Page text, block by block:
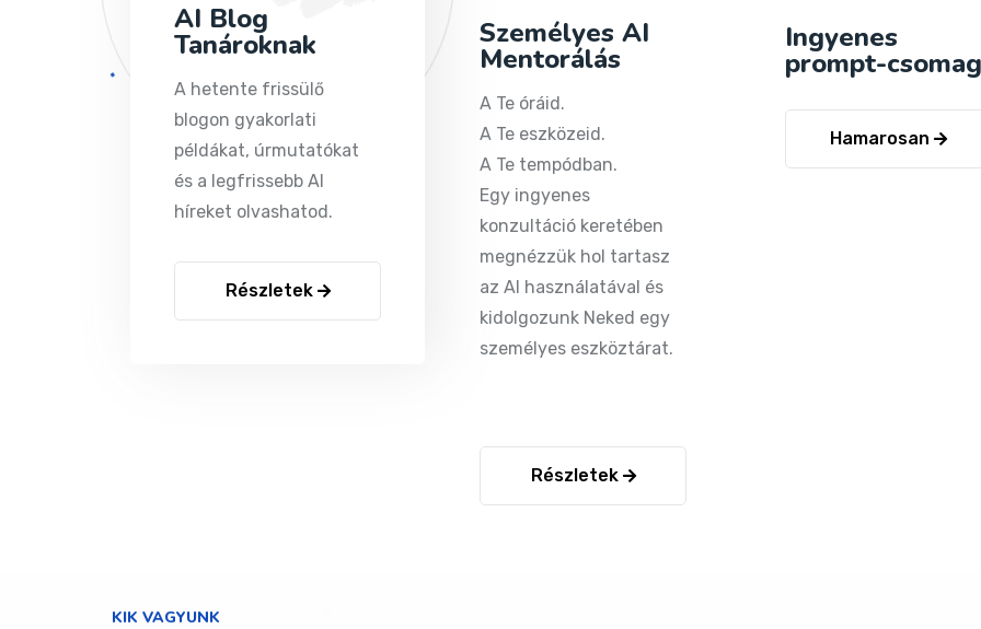
AI Blog
Tanároknak
A hetente frissülő
blogon gyakorlati
példákat, úrmutatókat
és a legfrissebb AI
híreket olvashatod.
Részletek
Személyes AI
Mentorálás
A Te óráid.
A Te eszközeid.
A Te tempódban.
Egy ingyenes
konzultáció keretében
megnézzük hol tartasz
az AI használatával és
kidolgozunk Neked egy
személyes eszköztárat.
Részletek
Ingyenes
prompt-csomag
Hamarosan
KIK VAGYUNK